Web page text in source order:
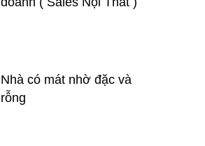
Nhà có mát nhờ đặc và
rỗng